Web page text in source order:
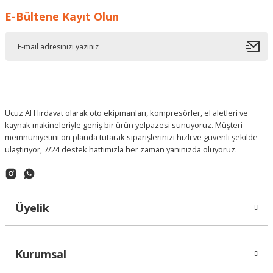
Deneyimini Paylaş
E-Bültene Kayıt Olun
Ucuz Al Hırdavat olarak oto ekipmanları, kompresörler, el aletleri ve
kaynak makineleriyle geniş bir ürün yelpazesi sunuyoruz. Müşteri
memnuniyetini ön planda tutarak siparişlerinizi hızlı ve güvenli şekilde
ulaştırıyor, 7/24 destek hattımızla her zaman yanınızda oluyoruz.
Üyelik
Kurumsal